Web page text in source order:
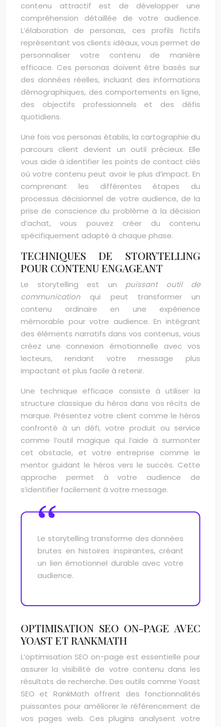
contenu attractif est de développer une
compréhension détaillée de votre audience.
L’élaboration de personas, ces profils fictifs
représentant vos clients idéaux, vous permet de
personnaliser votre contenu de manière
efficace. Ces personas doivent être basés sur
des données réelles, incluant des informations
démographiques, des comportements en ligne,
des objectifs professionnels et des défis
quotidiens.
Une fois vos personas établis, la cartographie du
parcours client devient un outil précieux. Elle
vous aide à identifier les points de contact clés
où votre contenu peut avoir le plus d’impact. En
comprenant les différentes étapes du
processus décisionnel de votre audience, de la
prise de conscience du problème à la décision
d’achat, vous pouvez créer du contenu
spécifiquement adapté à chaque phase.
TECHNIQUES DE STORYTELLING
POUR CONTENU ENGAGEANT
Le storytelling est un puissant outil de
communication qui peut transformer un
contenu ordinaire en une expérience
mémorable pour votre audience. En intégrant
des éléments narratifs dans vos contenus, vous
créez une connexion émotionnelle avec vos
lecteurs, rendant votre message plus
impactant et plus facile à retenir.
Une technique efficace consiste à utiliser la
structure classique du héros dans vos récits de
marque. Présentez votre client comme le héros
confronté à un défi, votre produit ou service
comme l’outil magique qui l’aide à surmonter
cet obstacle, et votre entreprise comme le
mentor guidant le héros vers le succès. Cette
approche permet à votre audience de
s’identifier facilement à votre message.
Le storytelling transforme des données
brutes en histoires inspirantes, créant
un lien émotionnel durable avec votre
audience.
OPTIMISATION SEO ON-PAGE AVEC
YOAST ET RANKMATH
L’optimisation SEO on-page est essentielle pour
assurer la visibilité de votre contenu dans les
résultats de recherche. Des outils comme Yoast
SEO et RankMath offrent des fonctionnalités
puissantes pour améliorer le référencement de
vos pages web. Ces plugins analysent votre